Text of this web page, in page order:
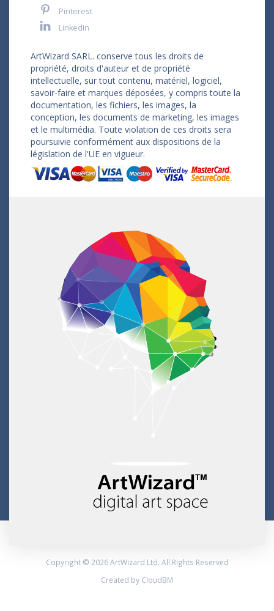
Pinterest
LinkedIn
ArtWizard SARL. conserve tous les droits de
propriété, droits d'auteur et de propriété
intellectuelle, sur tout contenu, matériel, logiciel,
savoir-faire et marques déposées, y compris toute la
documentation, les fichiers, les images, la
conception, les documents de marketing, les images
et le multimédia. Toute violation de ces droits sera
poursuivie conformément aux dispositions de la
législation de l'UE en vigueur.
Copyright © 2026 ArtWizard Ltd. All Rights Reserved
Created by CloudBM